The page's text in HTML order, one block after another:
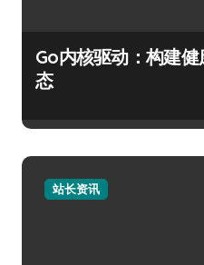
Go内核驱动：构建
态
站长资讯